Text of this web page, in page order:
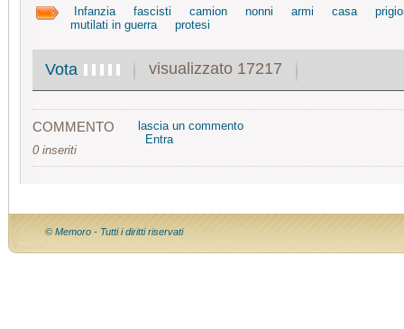
Infanzia fascisti camion nonni armi casa
mutilati in guerra
protesi
Vota visualizzato 17217
COMMENTO
0 inseriti
lascia un commento
Entra
© Memoro - Tutti i diritti riservati